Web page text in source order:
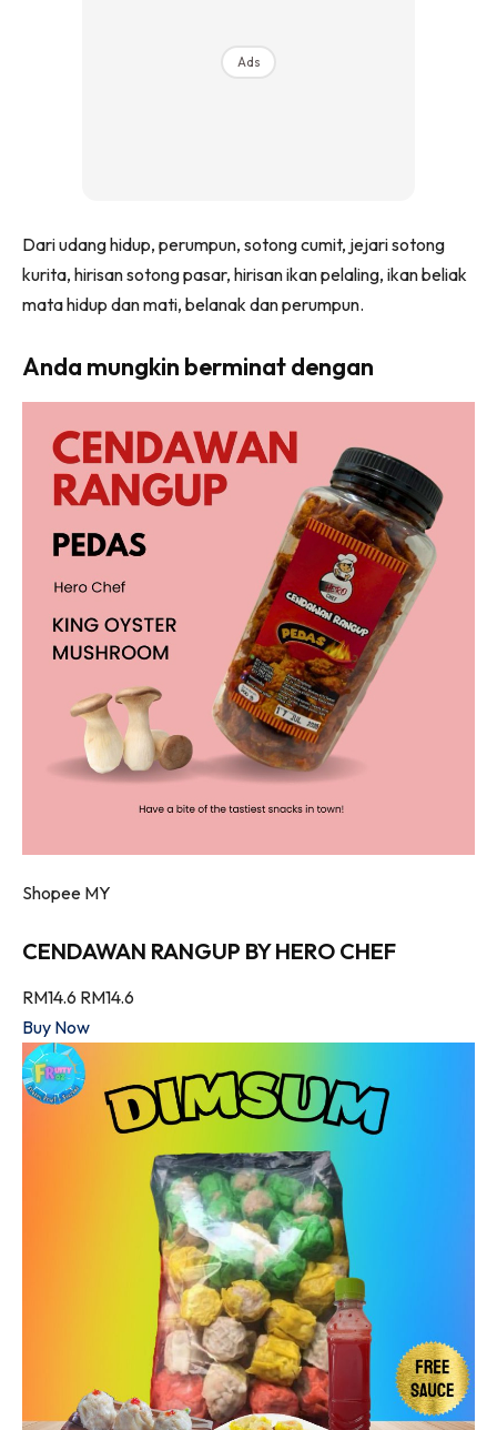
Ads
Dari udang hidup, perumpun, sotong cumit, jejari sotong
kurita, hirisan sotong pasar, hirisan ikan pelaling, ikan beliak
mata hidup dan mati, belanak dan perumpun.
Anda mungkin berminat dengan
Shopee MY
CENDAWAN RANGUP BY HERO CHEF
RM14.6 RM14.6
Buy Now